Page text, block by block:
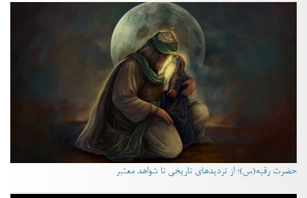
حضرت رقیه(س)؛ از تردیدهای تاریخی تا شواهد معتبر